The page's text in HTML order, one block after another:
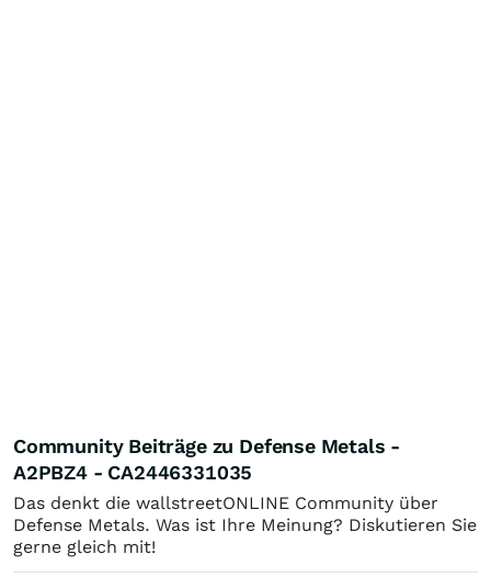
Community Beiträge zu Defense Metals -
A2PBZ4 - CA2446331035
Das denkt die wallstreetONLINE Community über
Defense Metals. Was ist Ihre Meinung? Diskutieren Sie
gerne gleich mit!